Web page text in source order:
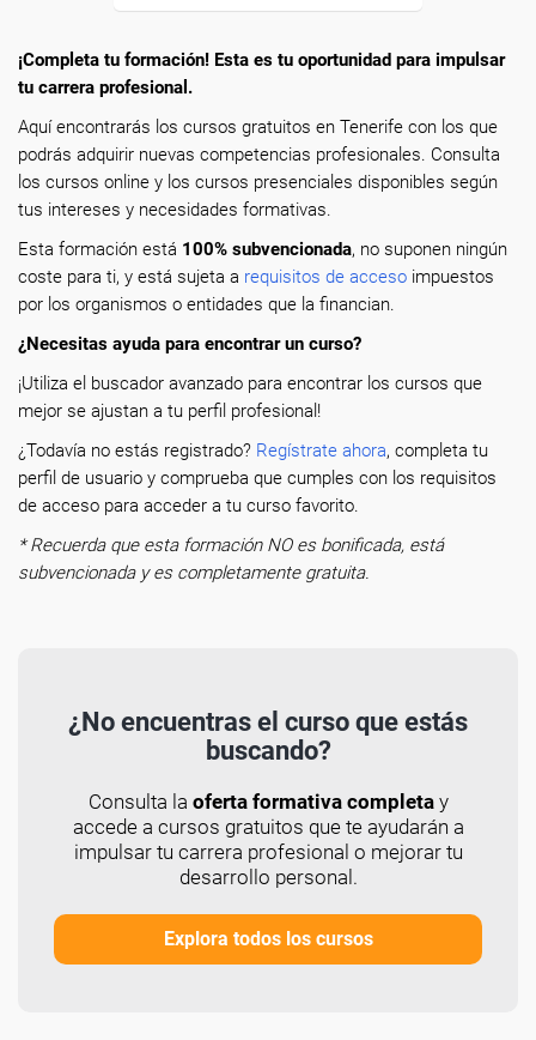
¡Completa tu formación! Esta es tu oportunidad para impulsar
tu carrera profesional.
Aquí encontrarás los cursos gratuitos en Tenerife con los que
podrás adquirir nuevas competencias profesionales. Consulta
los cursos online y los cursos presenciales disponibles según
tus intereses y necesidades formativas.
Esta formación está 100% subvencionada, no suponen ningún
coste para ti, y está sujeta a requisitos de acceso impuestos
por los organismos o entidades que la financian.
¿Necesitas ayuda para encontrar un curso?
¡Utiliza el buscador avanzado para encontrar los cursos que
mejor se ajustan a tu perfil profesional!
¿Todavía no estás registrado? Regístrate ahora, completa tu
perfil de usuario y comprueba que cumples con los requisitos
de acceso para acceder a tu curso favorito.
* Recuerda que esta formación NO es bonificada, está
subvencionada y es completamente gratuita.
¿No encuentras el curso que estás
buscando?
Consulta la oferta formativa completay
accede a cursos gratuitos que te ayudarán a
impulsar tu carrera profesional o mejorar tu
desarrollo personal.
Explora todos los cursos